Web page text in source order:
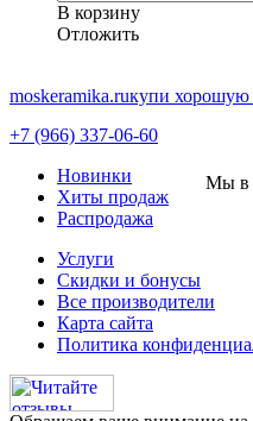
В корзину
Oтложить
moskeramika.ruкупи хорошую
+7 (966) 337-06-60
Мы в
Новинки
Хиты продаж
Распродажа
Услуги
Скидки и бонусы
Все производители
Карта сайта
Политика